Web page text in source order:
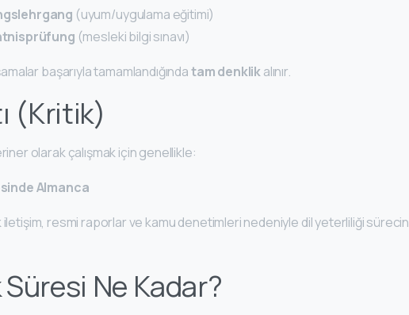
(uyum/uygulama eğitimi)
(mesleki bilgi sınavı)
başarıyla tamamlandığındatam denklikalınır.
(Kritik)
olarak çalışmak için genellikle:
Almanca
iletişim, resmi raporlar ve kamu denetimleri nedeniyle dil yeterliliği sürecin
Ne Kadar?